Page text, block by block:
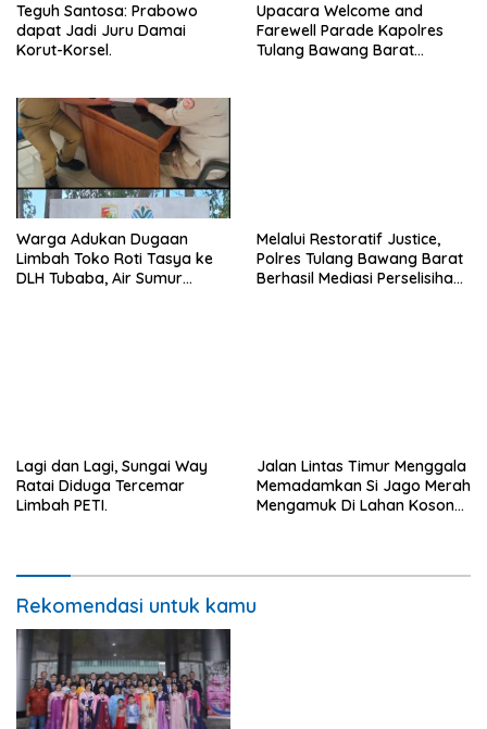
Teguh Santosa: Prabowo
dapat Jadi Juru Damai
Korut-Korsel.
Upacara Welcome and
Farewell Parade Kapolres
Tulang Bawang Barat
Warga Adukan Dugaan
Limbah Toko Roti Tasya ke
DLH Tubaba, Air Sumur
Melalui Restoratif Justice,
Polres Tulang Bawang Barat
Berhasil Mediasi Perselisihan
Lagi dan Lagi, Sungai Way
Ratai Diduga Tercemar
Limbah PETI.
Jalan Lintas Timur Menggala
Memadamkan Si Jago Merah
Mengamuk Di Lahan Kosong,
Rekomendasi untuk kamu